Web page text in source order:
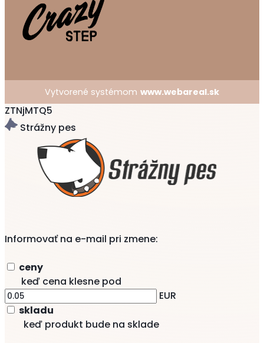
Vytvorené systémom www.webareal.sk
ZTNjMTQ5
Strážny pes
Informovať na e-mail pri zmene:
ceny
keď cena klesne pod
EUR
skladu
keď produkt bude na sklade